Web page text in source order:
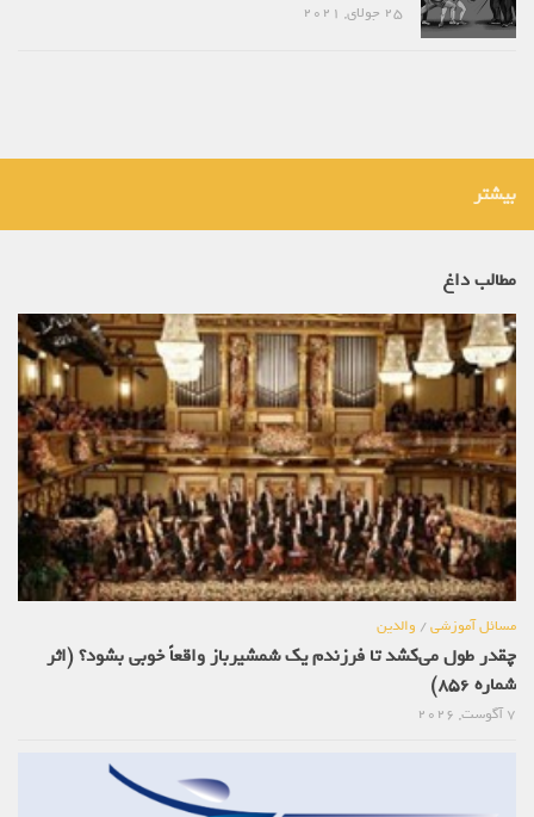
بیشتر
مطالب داغ
مسائل آموزشی/والدین
چقدر طول می‌کشد تا فرزندم یک شمشیرباز واقعاً خوبی بشود؟ (اثر
شماره 856)